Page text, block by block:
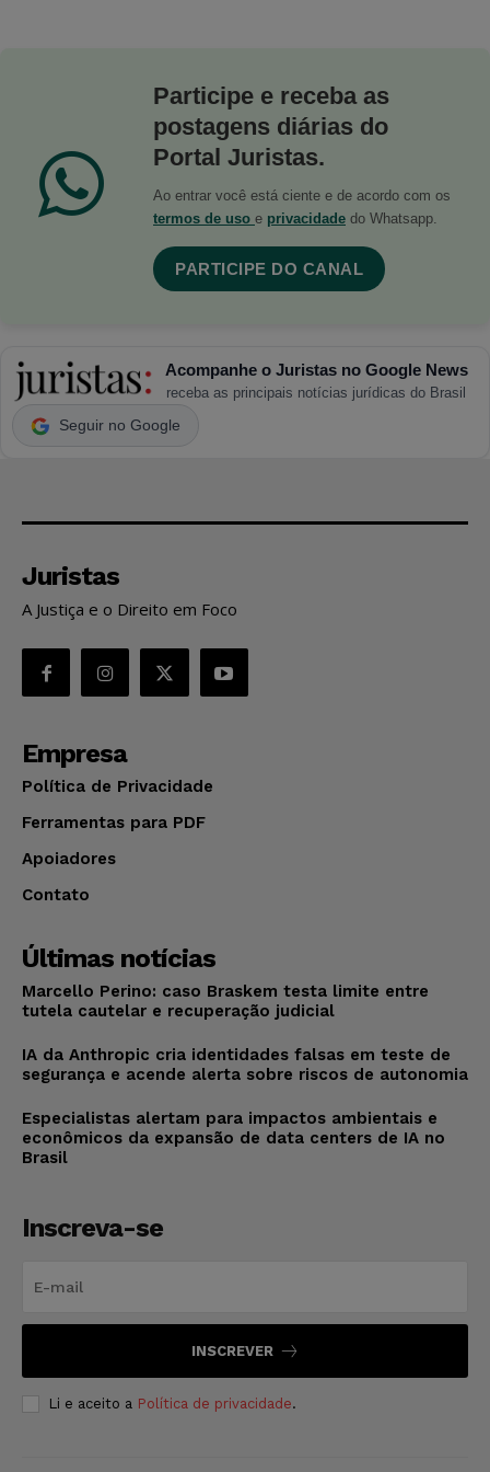
Participe e receba as
postagens diárias do
Portal Juristas.
Ao entrar você está ciente e de acordo com os
termos de uso e privacidade do Whatsapp.
PARTICIPE DO CANAL
Acompanhe o Juristas no Google News
receba as principais notícias jurídicas do Brasil
Seguir no Google
Juristas
A Justiça e o Direito em Foco
Empresa
Política de Privacidade
Ferramentas para PDF
Apoiadores
Contato
Últimas notícias
Marcello Perino: caso Braskem testa limite entre
tutela cautelar e recuperação judicial
IA da Anthropic cria identidades falsas em teste de
segurança e acende alerta sobre riscos de autonomia
Especialistas alertam para impactos ambientais e
econômicos da expansão de data centers de IA no
Brasil
Inscreva-se
INSCREVER
Li e aceito a Política de privacidade.